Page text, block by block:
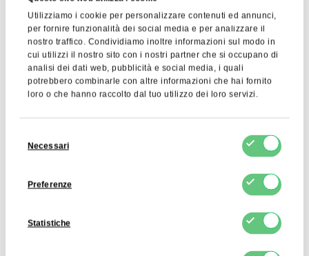
Utilizziamo i cookie per personalizzare contenuti ed annunci,
per fornire funzionalità dei social media e per analizzare il
nostro traffico. Condividiamo inoltre informazioni sul modo in
cui utilizzi il nostro sito con i nostri partner che si occupano di
analisi dei dati web, pubblicità e social media, i quali
potrebbero combinarle con altre informazioni che hai fornito
loro o che hanno raccolto dal tuo utilizzo dei loro servizi.
delNecessari
Preferenze
Statistiche
Visualizza prodotto
Cacao in Polvere
Alcalinizzato 10-12%
8,30 EUR Visualizza prodotto
Burro di Cacao
Deodorato
11,04 EUR